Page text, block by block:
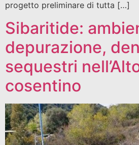
progetto preliminare di tutta […]
Sibaritide:
depurazione,
sequestri
cosentino